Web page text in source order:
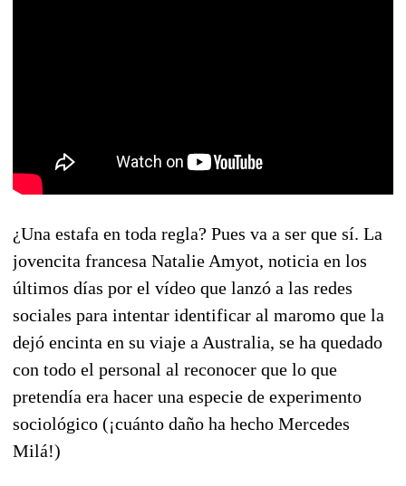
¿Una estafa en toda regla? Pues va a ser que sí. La
jovencita francesa Natalie Amyot, noticia en los
últimos días por el vídeo que lanzó a las redes
sociales para intentar identificar al maromo que la
dejó encinta en su viaje a Australia, se ha quedado
con todo el personal al reconocer que lo que
pretendía era hacer una especie de experimento
sociológico (¡cuánto daño ha hecho Mercedes
Milá!)